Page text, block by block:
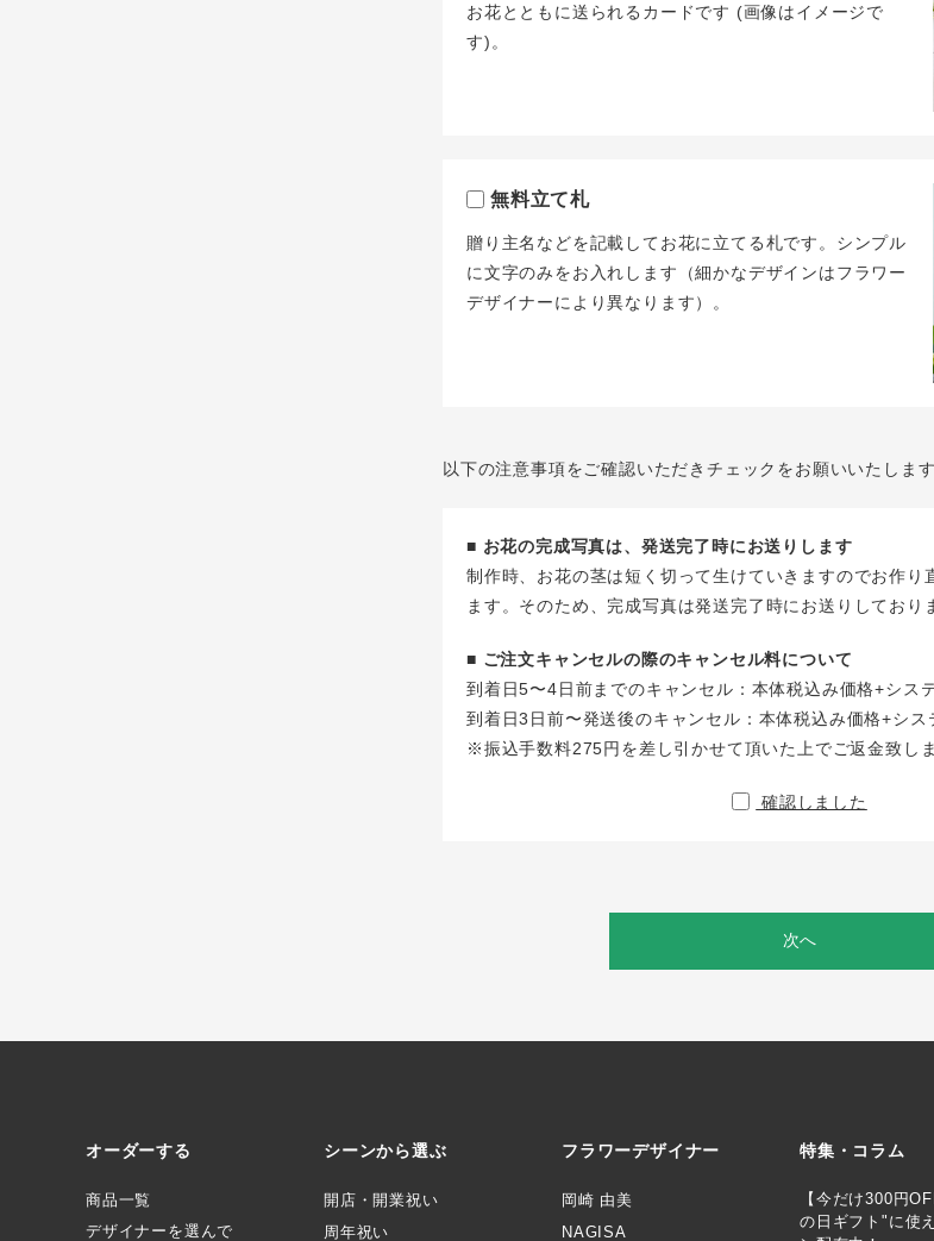
お花とともに送られるカードです (画像はイメージで
す)。
無料立て札
贈り主名などを記載してお花に立てる札です。シンプル
に文字のみをお入れします（細かなデザインはフラワー
デザイナーにより異なります）。
以下の注意事項をご確認いただきチェックをお願いいたします
■ お花の完成写真は、発送完了時にお送りします
制作時、お花の茎は短く切って生けていきますのでお作り
ます。そのため、完成写真は発送完了時にお送りしており
■ ご注文キャンセルの際のキャンセル料について
到着日5〜4日前までのキャンセル：本体税込み価格+シス
到着日3日前〜発送後のキャンセル：本体税込み価格+シ
※振込手数料275円を差し引かせて頂いた上でご返金致しま
確認しました
次へ
オーダーする
商品一覧
デザイナーを選んで
シーンから選ぶ
開店・開業祝い
周年祝い
フラワーデザイナー
岡崎 由美
NAGISA
特集・コラム
【今だけ300円
の日ギフト"に使